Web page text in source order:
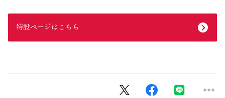
特設ページはこちら